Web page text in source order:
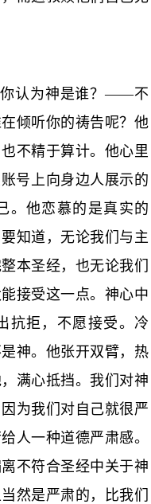
你认为神是谁？——不
倾听你的祷告呢？他
不精于算计。他心里
号上向身边人展示的
。他恋慕的是真实的
知道，无论我们与主
本圣经，也无论我们
接受这一点。神心中
抗拒，不愿接受。冷
神。他张开双臂，热
满心抵挡。我们对神
为我们对自己就很严
人一种道德严肃感。
不符合圣经中关于神
然是严肃的，比我们